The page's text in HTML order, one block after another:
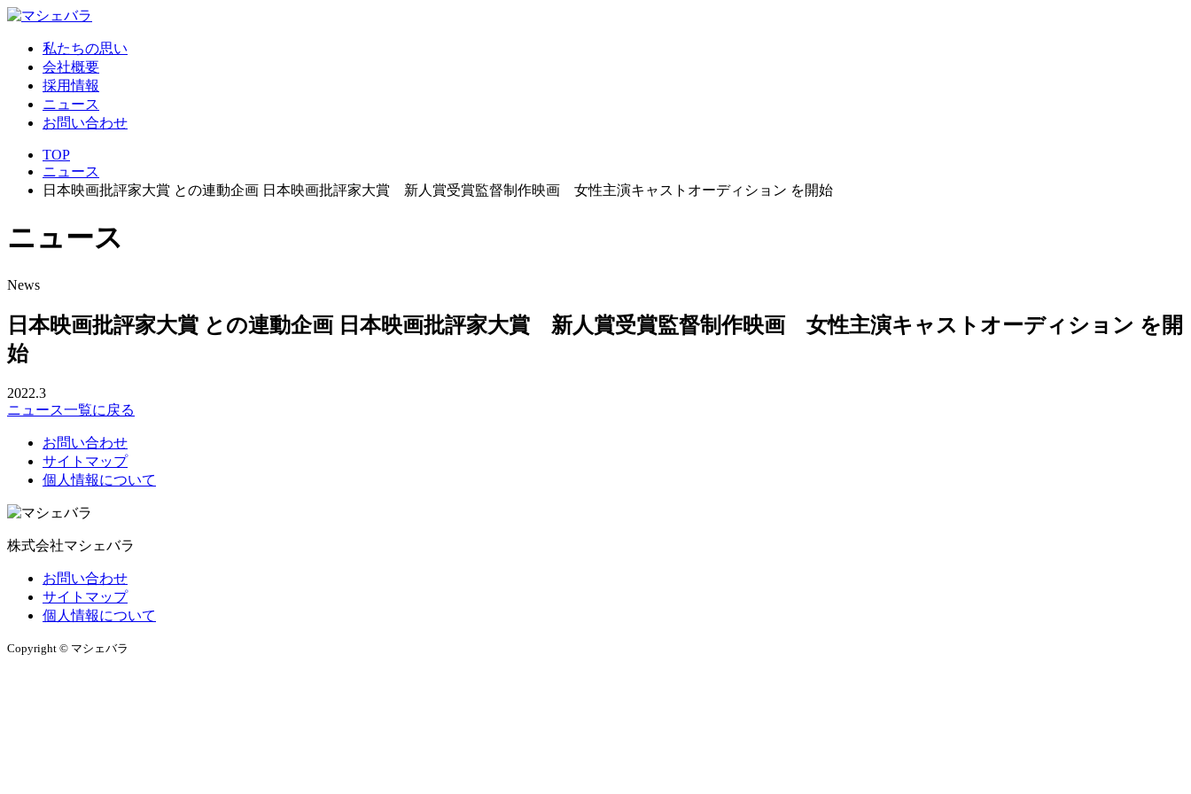
私たちの思い
会社概要
採用情報
ニュース
お問い合わせ
TOP
ニュース
日本映画批評家大賞 との連動企画 日本映画批評家大賞 新人賞受賞監督制作映画 女性主演キャストオーディション を開始
ニュース
News
日本映画批評家大賞 との連動企画 日本映画批評家大賞 新人賞受賞監督制作映画 女性主演キャストオーディション を開
始
2022.3
ニュース一覧に戻る
お問い合わせ
サイトマップ
個人情報について
株式会社マシェバラ
お問い合わせ
サイトマップ
個人情報について
Copyright © マシェバラ